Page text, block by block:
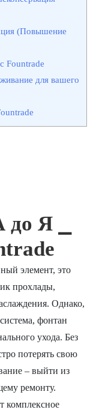
(Повышение
Fountrade
для вашего
Я ⎯
элемент, это
прохлады,
Однако,
фонтан
ухода. Без
потерять свою
– выйти из
ремонту.
комплексное